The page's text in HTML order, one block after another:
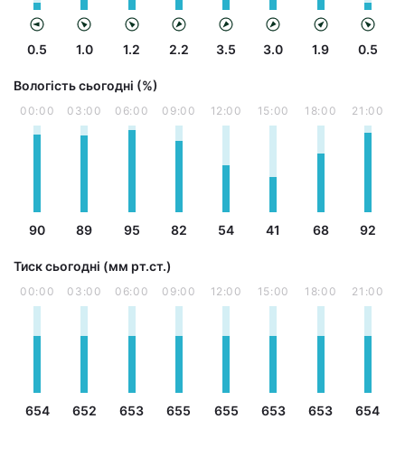
0.5 1.0 1.2 2.2 3.5 3.0 1.9 0.5
Вологість сьогодні (%)
00:00
90
03:00
89
06:00
95
09:00
82
12:00
54
15:00
41
18:00
68
21:00
92
Тиск сьогодні (мм рт.ст.)
00:00
654
03:00
652
06:00
653
09:00
655
12:00
655
15:00
653
18:00
653
21:00
654